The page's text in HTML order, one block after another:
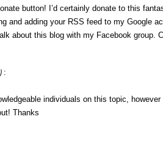
button! I’d certainly donate to this
and adding your RSS feed to my Google
about this blog with my Facebook group.
:
individuals on this topic,
Thanks